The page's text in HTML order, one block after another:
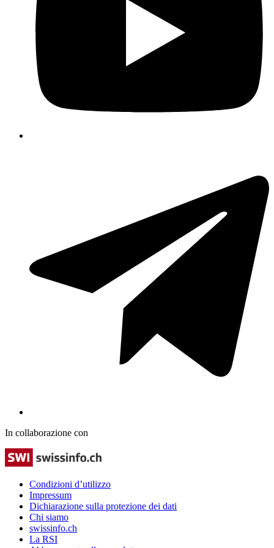
In collaborazione con
Condizioni d’utilizzo
Impressum
Dichiarazione sulla protezione dei dati
Chi siamo
swissinfo.ch
La RSI